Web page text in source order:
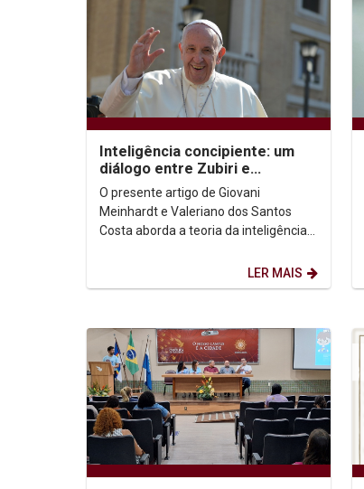
Inteligência concipiente: um
diálogo entre Zubiri e
Francisco
O presente artigo de Giovani
Meinhardt e Valeriano dos Santos
Costa aborda a teoria da inteligência
LER MAIS